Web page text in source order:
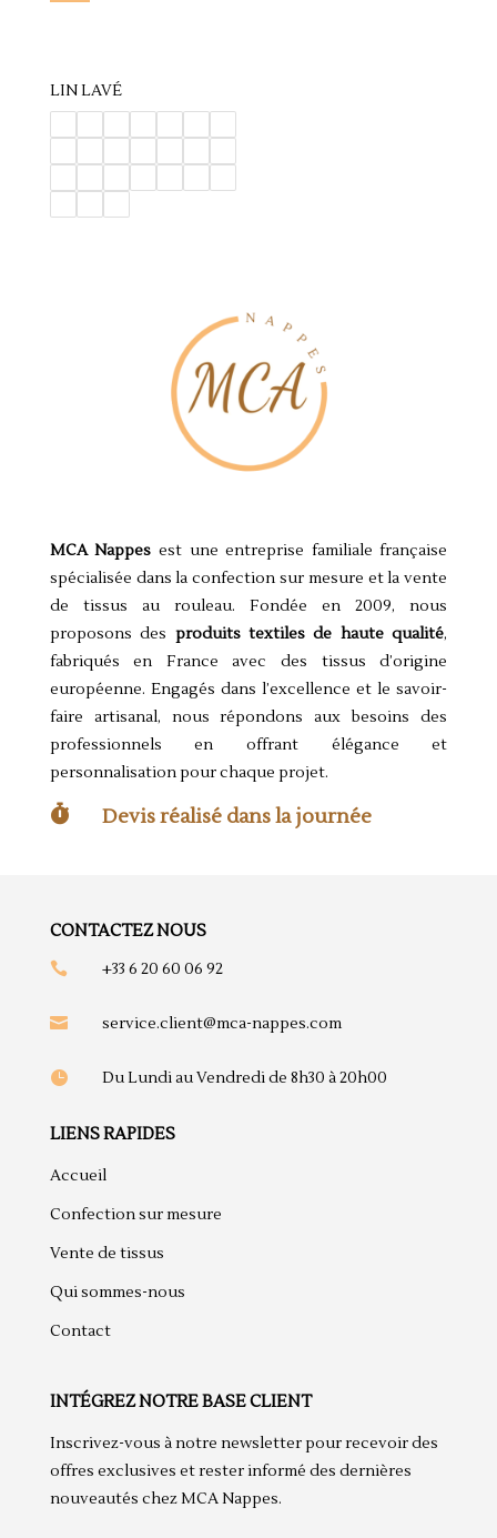
LIN LAVÉ
MCA Nappes est une entreprise familiale française
spécialisée dans la confection sur mesure et la vente
de tissus au rouleau. Fondée en 2009, nous
proposons des produits textiles de haute qualité,
fabriqués en France avec des tissus d’origine
européenne. Engagés dans l’excellence et le savoir-
faire artisanal, nous répondons aux besoins des
professionnels en offrant élégance et
personnalisation pour chaque projet.
 Devis réalisé dans la journée
CONTACTEZ NOUS
 +33 6 20 60 06 92
 service.client@mca-nappes.com
 Du Lundi au Vendredi de 8h30 à 20h00
LIENS RAPIDES
Accueil
Confection sur mesure
Vente de tissus
Qui sommes-nous
Contact
INTÉGREZ NOTRE BASE CLIENT
Inscrivez-vous à notre newsletter pour recevoir des
offres exclusives et rester informé des dernières
nouveautés chez MCA Nappes.